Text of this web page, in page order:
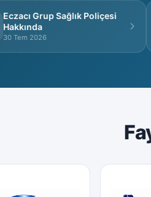
Grup Sağlık Poliçesi
Tem 2026